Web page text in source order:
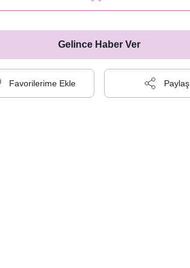
Gelince Haber Ver
Paylaş